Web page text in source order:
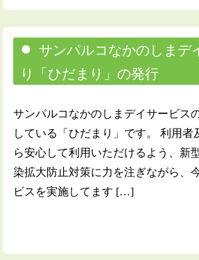
サンパルコなかのしまデ
り「ひだまり」の発行
サンパルコなかのしまデイサービス
している「ひだまり」です。 利用者
ら安心して利用いただけるよう、新
染拡大防止対策に力を注ぎながら、
ビスを実施してます […]